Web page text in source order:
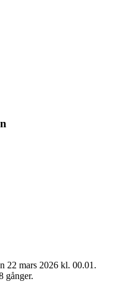
22 mars 2026 kl. 00.01.
gånger.